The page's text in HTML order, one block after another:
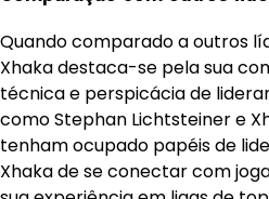
Quando comparado a outros
Xhaka destaca-se pela sua
técnica e perspicácia de
como Stephan Lichtsteiner e
tenham ocupado papéis de
Xhaka de se conectar com